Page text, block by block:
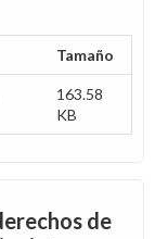
Tamaño
163.58
KB
de